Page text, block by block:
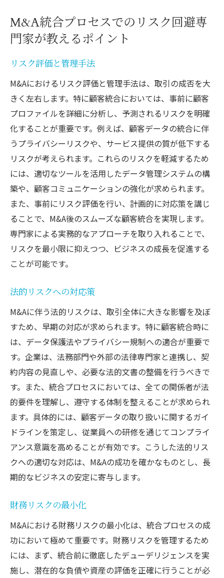
M&A統合プロセスでのリスク回避専
門家が教えるポイント
リスク評価と管理手法
M&Aにおけるリスク評価と管理手法は、取引の成否を大
きく左右します。特に顧客統合においては、事前に顧客
プロファイルを詳細に分析し、予測されるリスクを明確
化することが重要です。例えば、顧客データの統合に伴
うプライバシーリスクや、サービス提供の質が低下する
リスクが考えられます。これらのリスクを軽減するため
には、適切なツールを活用したデータ管理システムの構
築や、顧客コミュニケーションの強化が求められます。
また、事前にリスク評価を行い、計画的に対応策を講じ
ることで、M&A後のスムーズな顧客統合を実現します。
専門家による実務的なアプローチを取り入れることで、
リスクを最小限に抑えつつ、ビジネスの成長を促進する
ことが可能です。
法的リスクへの対応策
M&Aに伴う法的リスクは、取引全体に大きな影響を及ぼ
すため、早期の対応が求められます。特に顧客統合時に
は、データ保護法やプライバシー規制への適合が重要で
す。企業は、法務部門や外部の法律専門家と連携し、契
約内容の見直しや、必要な法的文書の整備を行うべきで
す。また、統合プロセスにおいては、全ての関係者が法
的要件を理解し、遵守する体制を整えることが求められ
ます。具体的には、顧客データの取り扱いに関するガイ
ドラインを策定し、従業員への研修を通じてコンプライ
アンス意識を高めることが有効です。こうした法的リス
クへの適切な対応は、M&Aの成功を確かなものとし、長
期的なビジネスの安定に寄与します。
財務リスクの最小化
M&Aにおける財務リスクの最小化は、統合プロセスの成
功において極めて重要です。財務リスクを管理するため
には、まず、統合前に徹底したデューデリジェンスを実
施し、潜在的な負債や資産の評価を正確に行うことが必